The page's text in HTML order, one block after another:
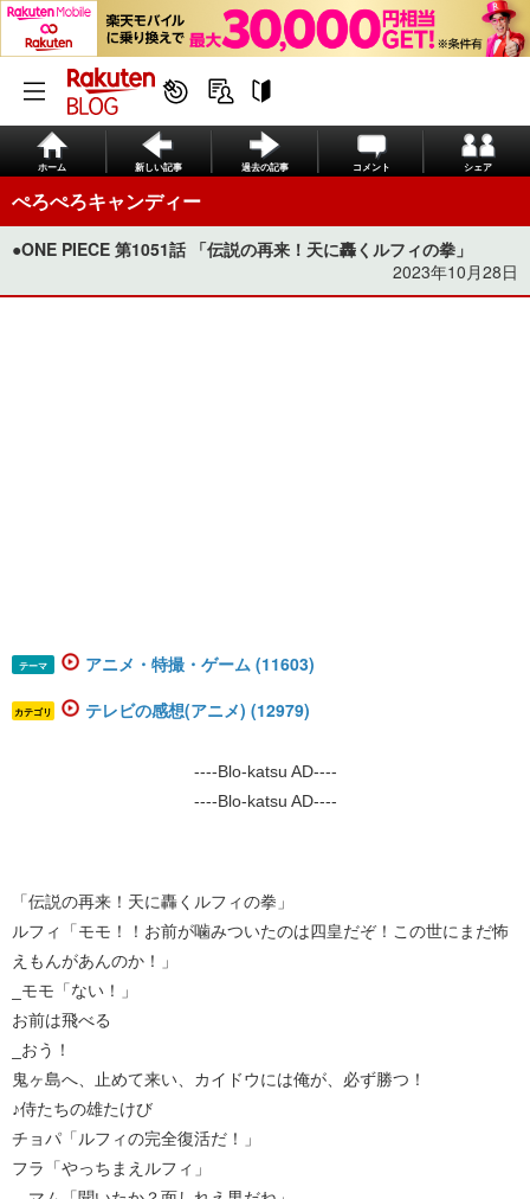
ホーム 新しい記事 過去の記事 コメント シェア
ぺろぺろキャンディー
●ONE PIECE 第1051話 「伝説の再来！天に轟くルフィの拳」
2023年10月28日
テーマ アニメ・特撮・ゲーム (11603)
カテゴリ テレビの感想(アニメ) (12979)
----Blo-katsu AD----
----Blo-katsu AD----
「伝説の再来！天に轟くルフィの拳」
ルフィ「モモ！！お前が噛みついたのは四皇だぞ！この世にまだ怖
えもんがあんのか！」
_モモ「ない！」
お前は飛べる
_おう！
鬼ヶ島へ、止めて来い、カイドウには俺が、必ず勝つ！
♪侍たちの雄たけび
チョパ「ルフィの完全復活だ！」
フラ「やっちまえルフィ」